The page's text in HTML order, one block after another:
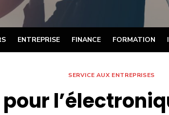
ENTREPRISE FINANCE FORMATION
SERVICE AUX ENTREPRISES